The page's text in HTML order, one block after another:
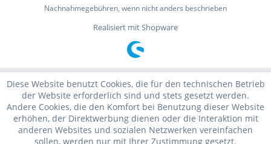
Nachnahmegebühren, wenn nicht anders beschrieben
Realisiert mit Shopware
Diese Website benutzt Cookies, die für den technischen Betrieb
der Website erforderlich sind und stets gesetzt werden.
Andere Cookies, die den Komfort bei Benutzung dieser Website
erhöhen, der Direktwerbung dienen oder die Interaktion mit
anderen Websites und sozialen Netzwerken vereinfachen
sollen, werden nur mit Ihrer Zustimmung gesetzt.